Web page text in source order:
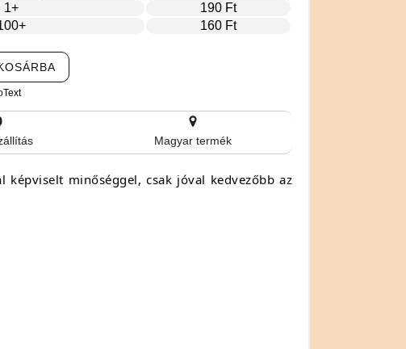
1+
190 Ft
160 Ft
Magyar termék
képviselt minőséggel, csak jóval kedvezőbb az